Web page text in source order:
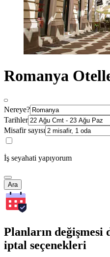
Romanya
Nereye?
Tarihler
Misafir sayısı
İş seyahati yapıyorum
Ara
Planların
iptal seçenekleri